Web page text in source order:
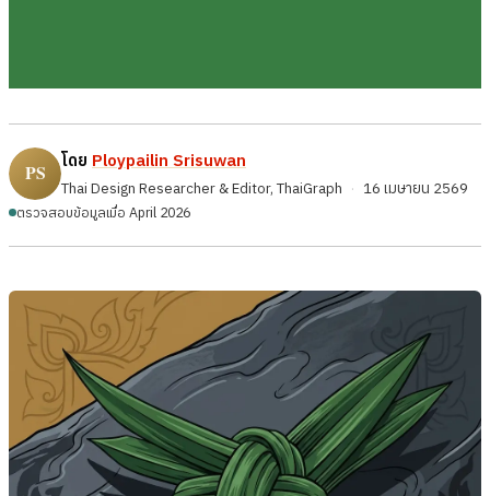
โดย Ploypailin Srisuwan
Thai Design Researcher & Editor, ThaiGraph · 16 เมษายน 2569
ตรวจสอบข้อมูลเมื่อ April 2026